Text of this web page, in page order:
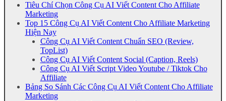
Tiêu Chí Chọn Công Cụ AI Viết Content Cho Affiliate
Marketing
Top 15 Công Cụ AI Viết Content Cho Affiliate Marketing
Hiện Nay
Công Cụ AI Viết Content Chuẩn SEO (Review,
TopList)
Công Cụ AI Viết Content Social (Caption, Reels)
Công Cụ AI Viết Script Video Youtube / Tiktok Cho
Affiliate
Bảng So Sánh Các Công Cụ AI Viết Content Cho Affiliate
Marketing